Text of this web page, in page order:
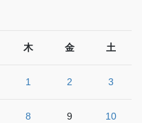
木 金 土
1 2 3
8 9 10